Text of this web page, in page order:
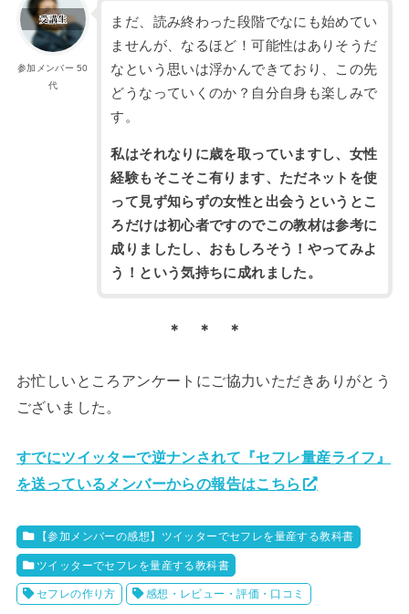
参加メンバー 50
代
まだ、読み終わった段階でなにも始めてい
ませんが、なるほど！可能性はありそうだ
なという思いは浮かんできており、この先
どうなっていくのか？自分自身も楽しみで
す。
私はそれなりに歳を取っていますし、女性
経験もそこそこ有ります、ただネットを使
って見ず知らずの女性と出会うというとこ
ろだけは初心者ですのでこの教材は参考に
成りましたし、おもしろそう！やってみよ
う！という気持ちに成れました。
＊ ＊ ＊
お忙しいところアンケートにご協力いただきありがとう
ございました。
すでにツイッターで逆ナンされて『セフレ量産ライフ』
を送っているメンバーからの報告はこちら
【参加メンバーの感想】ツイッターでセフレを量産する教科書
ツイッターでセフレを量産する教科書
セフレの作り方 感想・レビュー・評価・口コミ